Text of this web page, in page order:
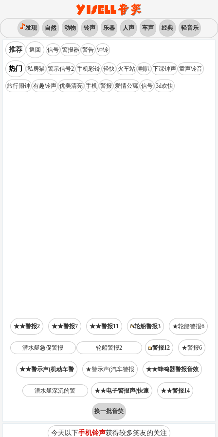
发现 自然 动物 铃声 乐器 人声 车声 经典 轻音乐
推荐 返回 信号 警报器 警告 钟铃
热门 私房猫 警示信号2 手机彩铃 轻快 火车站 喇叭 下课钟声 童声铃音
旅行闹钟 有趣铃声 优美清亮 手机 警报 爱情公寓 信号 3d欢快
★★警报2 ★★警报7 ★★警报11 轮船警报3 ★轮船警报6
潜水艇急促警报 轮船警报2 警报12 ★警报6
★★警示声(机动车警 ★警示声(汽车警报 ★★蜂鸣器警报音效
潜水艇深沉的警 ★★电子警报声(快速 ★★警报14
换一批音笑
今天以下手机铃声获得较多笑友的关注